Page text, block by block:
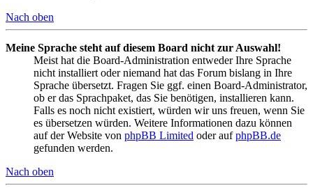
Nach oben
Meine Sprache steht auf diesem Board nicht zur Auswahl!
Meist hat die Board-Administration entweder Ihre Sprache
nicht installiert oder niemand hat das Forum bislang in Ihre
Sprache übersetzt. Fragen Sie ggf. einen Board-Administrator,
ob er das Sprachpaket, das Sie benötigen, installieren kann.
Falls es noch nicht existiert, würden wir uns freuen, wenn Sie
es übersetzen würden. Weitere Informationen dazu können
auf der Website von phpBB Limited oder aufphpBB.de
gefunden werden.
Nach oben